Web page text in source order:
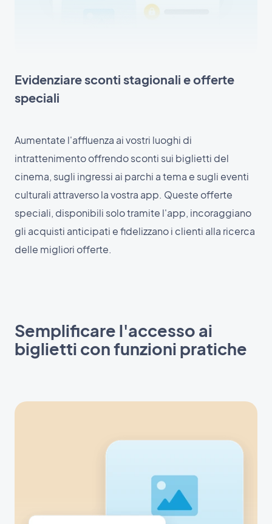
Evidenziare sconti stagionali e offerte
speciali
Aumentate l'affluenza ai vostri luoghi di
intrattenimento offrendo sconti sui biglietti del
cinema, sugli ingressi ai parchi a tema e sugli eventi
culturali attraverso la vostra app. Queste offerte
speciali, disponibili solo tramite l'app, incoraggiano
gli acquisti anticipati e fidelizzano i clienti alla ricerca
delle migliori offerte.
Semplificare l'accesso ai
biglietti con funzioni pratiche